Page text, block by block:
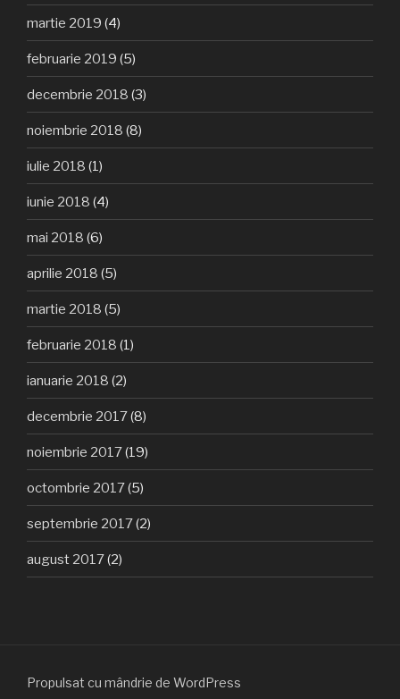
martie 2019 (4)
februarie 2019 (5)
decembrie 2018 (3)
noiembrie 2018 (8)
iulie 2018 (1)
iunie 2018 (4)
mai 2018 (6)
aprilie 2018 (5)
martie 2018 (5)
februarie 2018 (1)
ianuarie 2018 (2)
decembrie 2017(8)
noiembrie 2017(19)
octombrie 2017(5)
septembrie 2017(2)
august 2017(2)
Propulsat cu mândrie de WordPress